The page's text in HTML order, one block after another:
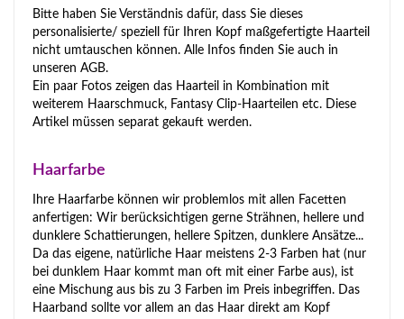
Bitte haben Sie Verständnis dafür, dass Sie dieses
personalisierte/ speziell für Ihren Kopf maßgefertigte Haarteil
nicht umtauschen können. Alle Infos finden Sie auch in
unseren AGB.
Ein paar Fotos zeigen das Haarteil in Kombination mit
weiterem Haarschmuck, Fantasy Clip-Haarteilen etc. Diese
Artikel müssen separat gekauft werden.
Haarfarbe
Ihre Haarfarbe können wir problemlos mit allen Facetten
anfertigen: Wir berücksichtigen gerne Strähnen, hellere und
dunklere Schattierungen, hellere Spitzen, dunklere Ansätze...
Da das eigene, natürliche Haar meistens 2-3 Farben hat (nur
bei dunklem Haar kommt man oft mit einer Farbe aus), ist
eine Mischung aus bis zu 3 Farben im Preis inbegriffen. Das
Haarband sollte vor allem an das Haar direkt am Kopf